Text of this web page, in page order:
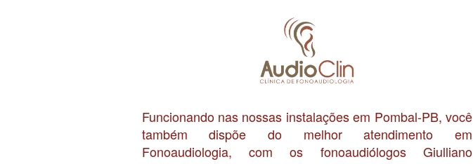
Funcionando nas nossas instalações em Pombal-PB, você
também dispõe do melhor atendimento em
Fonoaudiologia, com os fonoaudiólogos Giulliano